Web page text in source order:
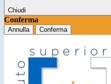
Chiudi
Conferma
Annulla Conferma